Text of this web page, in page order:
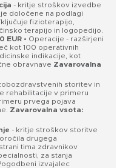
- kritje stroškov izvedbe
določene na podlagi
fizioterapijo,
terapijo in logopedijo.
EUR • Operacije - razširjeni
kot 100 operativnih
indikacije, kot
obravnave Zavarovalna
storitev in
rehabilitacije v primeru
prvega pojava
Zavarovalna vsota:
- kritje stroškov storitve
drugega
tima zdravnikov
za stanja
izvajalec